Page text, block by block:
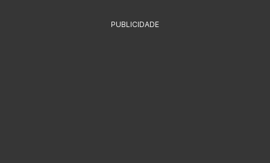
PUBLICIDADE